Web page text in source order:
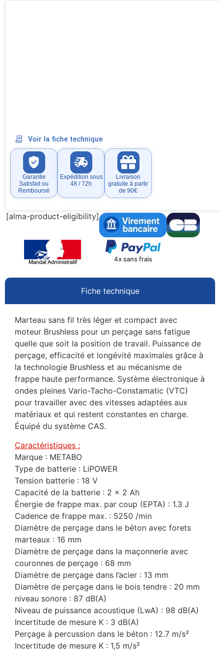
Voir la fiche technique
Garantie
Satisfait ou
Remboursé
Expédition sous
48 / 72h
Livraison
gratuite à partir
de 90€
[alma-product-eligibility]
4x sans frais
Fiche technique
Marteau sans fil très léger et compact avec
moteur Brushless pour un perçage sans fatigue
quelle que soit la position de travail. Puissance de
perçage, efficacité et longévité maximales grâce à
la technologie Brushless et au mécanisme de
frappe haute performance. Système électronique à
ondes pleines Vario-Tacho-Constamatic (VTC)
pour travailler avec des vitesses adaptées aux
matériaux et qui restent constantes en charge.
Équipé du système CAS.
Caractéristiques :
Marque : METABO
Type de batterie : LiPOWER
Tension batterie : 18 V
Capacité de la batterie : 2 x 2 Ah
Énergie de frappe max. par coup (EPTA) : 1.3 J
Cadence de frappe max. : 5250 /min
Diamètre de perçage dans le béton avec forets
marteaux : 16 mm
Diamètre de perçage dans la maçonnerie avec
couronnes de perçage : 68 mm
Diamètre de perçage dans l’acier : 13 mm
Diamètre de perçage dans le bois tendre : 20 mm
niveau sonore : 87 dB(A)
Niveau de puissance acoustique (LwA) : 98 dB(A)
Incertitude de mesure K : 3 dB(A)
Perçage à percussion dans le béton : 12.7 m/s²
Incertitude de mesure K : 1,5 m/s²